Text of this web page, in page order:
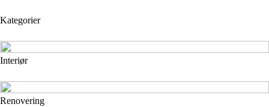
Kategorier
Interiør
Renovering